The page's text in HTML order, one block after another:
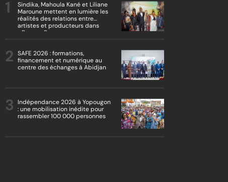
Sindika, Mahoula Kané et Liliane
Maroune mettent en lumière les
réalités des relations entre
artistes et producteurs dans
« Boss vs Boss »
SAFE 2026 : formations,
financement et numérique au
centre des échanges à Abidjan
Indépendance 2026 à Yopougon
: une mobilisation inédite pour
rassembler 100 000 personnes